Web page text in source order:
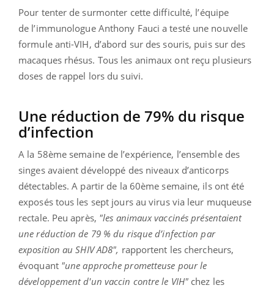
Pour tenter de surmonter cette difficulté, l’équipe
de l’immunologue Anthony Fauci a testé une nouvelle
formule anti-VIH, d’abord sur des souris, puis sur des
macaques rhésus. Tous les animaux ont reçu plusieurs
doses de rappel lors du suivi.
Une réduction de 79% du risque
d’infection
A la 58ème semaine de l’expérience, l’ensemble des
singes avaient développé des niveaux d’anticorps
détectables. A partir de la 60ème semaine, ils ont été
exposés tous les sept jours au virus via leur muqueuse
rectale. Peu après, "les animaux vaccinés présentaient
une réduction de 79 % du risque d’infection par
exposition au SHIV AD8", rapportent les chercheurs,
évoquant "une approche prometteuse pour le
développement d'un vaccin contre le VIH" chez les